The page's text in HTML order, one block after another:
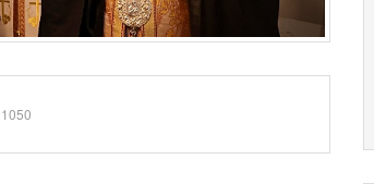
1050